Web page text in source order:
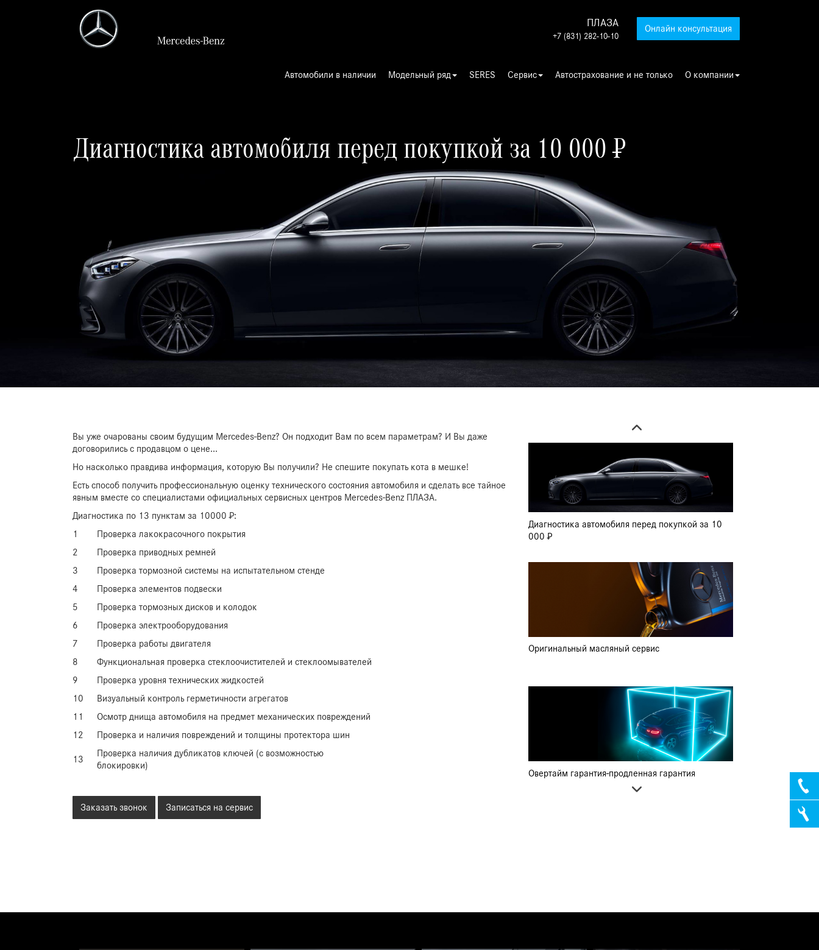
ПЛАЗА
+7 (831) 282-10-10
Онлайн консультация
Автомобили в наличии Модельный ряд SERES Сервис Автострахование и не только О компании
Диагностика автомобиля перед покупкой за 10 000 ₽
Вы уже очарованы своим будущим Mercedes-Benz? Он подходит Вам по всем параметрам? И Вы даже
договорились с продавцом о цене...
Но насколько правдива информация, которую Вы получили? Не спешите покупать кота в мешке!
Есть способ получить профессиональную оценку технического состояния автомобиля и сделать все тайное
явным вместе со специалистами официальных сервисных центров Mercedes-Benz ПЛАЗА.
Диагностика по 13 пунктам за 10000 ₽:
1
Проверка лакокрасочного покрытия
2
Проверка приводных ремней
3
Проверка тормозной системы на испытательном стенде
4
Проверка элементов подвески
5
Проверка тормозных дисков и колодок
6
Проверка электрооборудования
7
Проверка работы двигателя
8
Функциональная проверка стеклоочистителей и стеклоомывателей
9
Проверка уровня технических жидкостей
10
Визуальный контроль герметичности агрегатов
11
Осмотр днища автомобиля на предмет механических повреждений
12
Проверка и наличия повреждений и толщины протектора шин
13
Проверка наличия дубликатов ключей (с возможностью
блокировки)
Заказать звонок Записаться на сервис
Оригинальный масляный сервис
Овертайм гарантия-продленная гарантия
Специальные условия в детейлинг студии ПЛАЗА
Диагностика автомобиля перед покупкой за 10
000 ₽
Оригинальный масляный сервис
Овертайм гарантия-продленная гарантия